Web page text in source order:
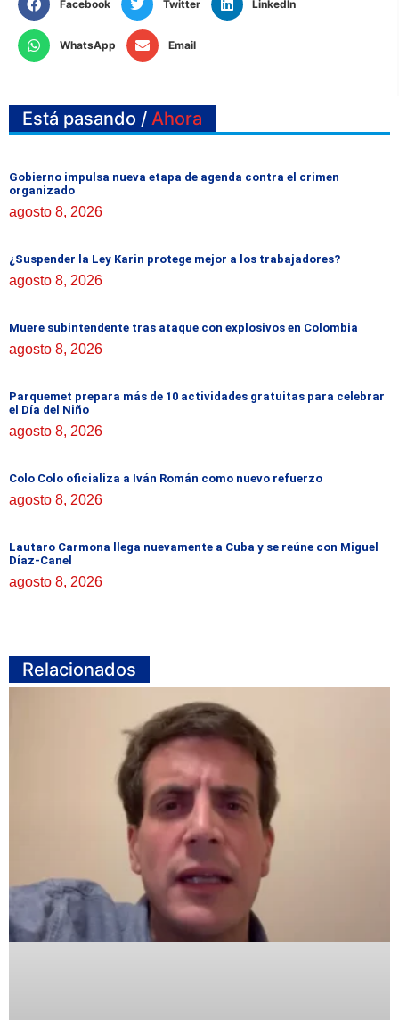
Facebook Twitter LinkedIn
WhatsApp Email
Está pasando / Ahora
Gobierno impulsa nueva etapa de agenda contra el crimen
organizado
agosto 8, 2026
¿Suspender la Ley Karin protege mejor a los trabajadores?
agosto 8, 2026
Muere subintendente tras ataque con explosivos en Colombia
agosto 8, 2026
Parquemet prepara más de 10 actividades gratuitas para celebrar
el Día del Niño
agosto 8, 2026
Colo Colo oficializa a Iván Román como nuevo refuerzo
agosto 8, 2026
Lautaro Carmona llega nuevamente a Cuba y se reúne con Miguel
Díaz-Canel
agosto 8, 2026
Relacionados